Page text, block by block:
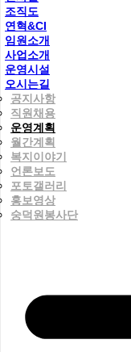
조직도
연혁&CI
임원소개
사업소개
운영시설
오시는길
공지사항
직원채용
운영계획
월간계획
복지이야기
언론보도
포토갤러리
홍보영상
숭덕원봉사단